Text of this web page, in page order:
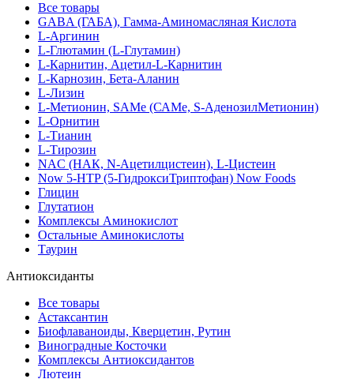
Все товары
GABA (ГАБА), Гамма-Аминомасляная Кислота
L-Аргинин
L-Глютамин (L-Глутамин)
L-Карнитин, Ацетил-L-Карнитин
L-Карнозин, Бета-Аланин
L-Лизин
L-Метионин, SAMe (САМе, S-АденозилМетионин)
L-Орнитин
L-Тианин
L-Тирозин
NAC (НАК, N-Ацетилцистеин), L-Цистеин
Now 5-HTP (5-ГидроксиТриптофан) Now Foods
Глицин
Глутатион
Комплексы Аминокислот
Остальные Аминокислоты
Таурин
Антиоксиданты
Все товары
Астаксантин
Биофлаваноиды, Кверцетин, Рутин
Виноградные Косточки
Комплексы Антиоксидантов
Лютеин